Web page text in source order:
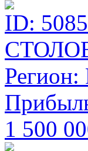
ID:
Регион:
1 500